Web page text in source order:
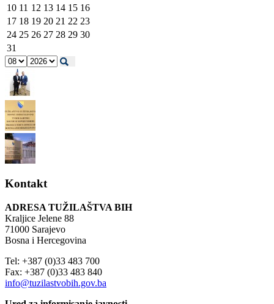
10 11 12 13 14 15 16
17 18 19 20 21 22 23
24 25 26 27 28 29 30
31
Kontakt
ADRESA TUŽILAŠTVA BIH
Kraljice Jelene 88
71000 Sarajevo
Bosna i Hercegovina
Tel: +387 (0)33 483 700
Fax: +387 (0)33 483 840
info@tuzilastvobih.gov.ba